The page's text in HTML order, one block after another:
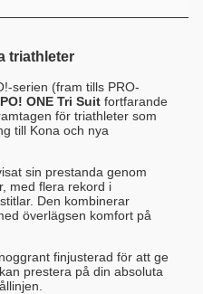
triathleter
serien (fram tills PRO-
ONE Tri Suit fortfarande
för triathleter som
till Kona och nya
sin prestanda genom
med flera rekord i
Den kombinerar
överlägsen komfort på
finjusterad för att ge
prestera på din absoluta